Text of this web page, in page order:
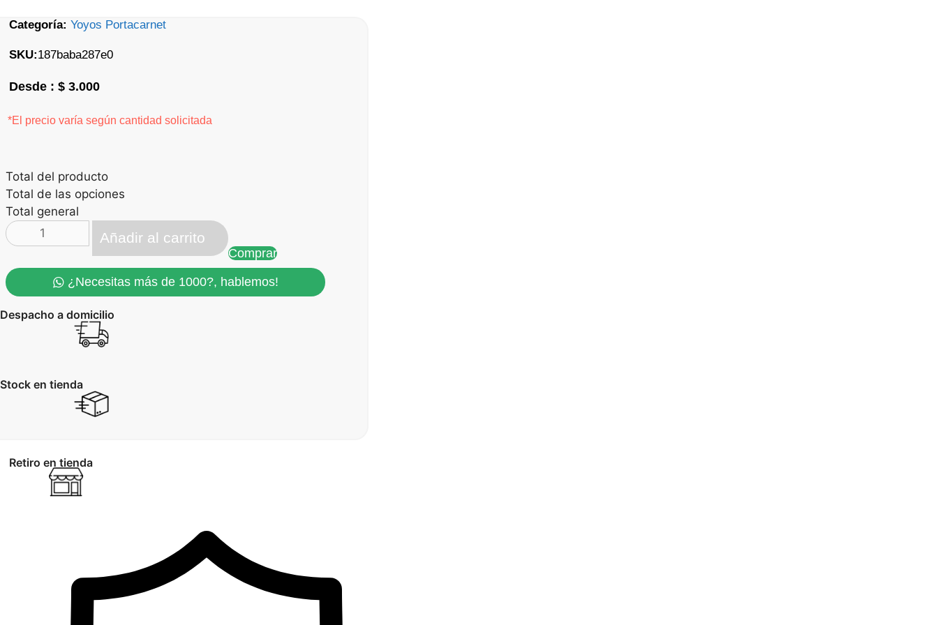
Categoría: Yoyos Portacarnet
SKU:187baba287e0
$ 3.000
*El precio varía según cantidad solicitada
Total del producto
Total de las opciones
Total general
Yoyo
porta
colores
cantidad
Añadir al carrito
Comprar
¿Necesitas más de 1000?, hablemos!
Despacho a domicilio
Stock en tienda
Retiro en tienda